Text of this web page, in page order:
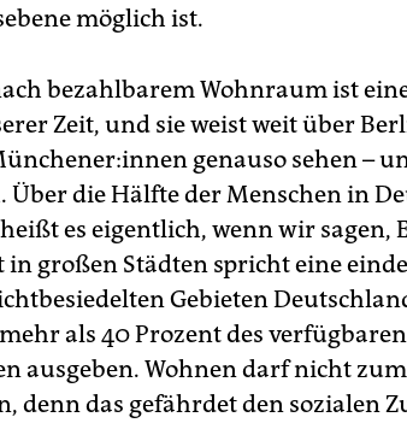
möglich ist.
bezahlbarem Wohnraum ist
Zeit, und sie weist weit über
genauso sehen –
Über die Hälfte der Menschen in
heißt es eigentlich, wenn wir sagen,
in großen Städten spricht eine
Gebieten
als 40 Prozent des
ausgeben. Wohnen darf nicht
denn das gefährdet den sozialen